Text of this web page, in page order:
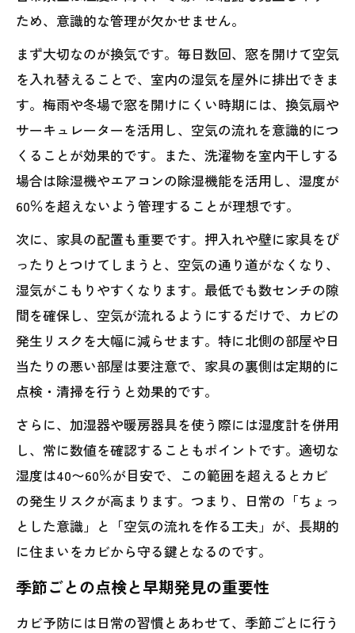
ため、意識的な管理が欠かせません。
まず大切なのが換気です。毎日数回、窓を開けて空気
を入れ替えることで、室内の湿気を屋外に排出できま
す。梅雨や冬場で窓を開けにくい時期には、換気扇や
サーキュレーターを活用し、空気の流れを意識的につ
くることが効果的です。また、洗濯物を室内干しする
場合は除湿機やエアコンの除湿機能を活用し、湿度が
60％を超えないよう管理することが理想です。
次に、家具の配置も重要です。押入れや壁に家具をぴ
ったりとつけてしまうと、空気の通り道がなくなり、
湿気がこもりやすくなります。最低でも数センチの隙
間を確保し、空気が流れるようにするだけで、カビの
発生リスクを大幅に減らせます。特に北側の部屋や日
当たりの悪い部屋は要注意で、家具の裏側は定期的に
点検・清掃を行うと効果的です。
さらに、加湿器や暖房器具を使う際には湿度計を併用
し、常に数値を確認することもポイントです。適切な
湿度は40〜60％が目安で、この範囲を超えるとカビ
の発生リスクが高まります。つまり、日常の「ちょっ
とした意識」と「空気の流れを作る工夫」が、長期的
に住まいをカビから守る鍵となるのです。
季節ごとの点検と早期発見の重要性
カビ予防には日常の習慣とあわせて、季節ごとに行う